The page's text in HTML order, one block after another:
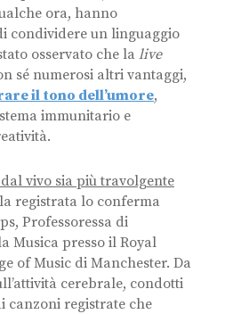
ora, hanno
condividere un linguaggio
osservato che la live
sé numerosi altri vantaggi,
il tono dell’umore,
immunitario e
vivo sia più travolgente
registrata lo conferma
Professoressa di
Musica presso il Royal
of Music di Manchester. Da
cerebrale, condotti
canzoni registrate che